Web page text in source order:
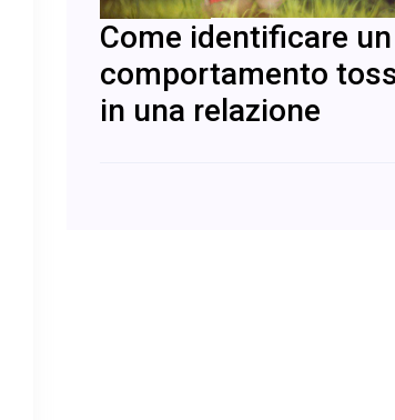
Come identificare un
comportamento
in una relazione